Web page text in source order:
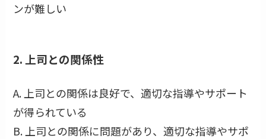
ンが難しい
2. 上司との関係性
A. 上司との関係は良好で、適切な指導やサポート
が得られている
B. 上司との関係に問題があり、適切な指導やサポ